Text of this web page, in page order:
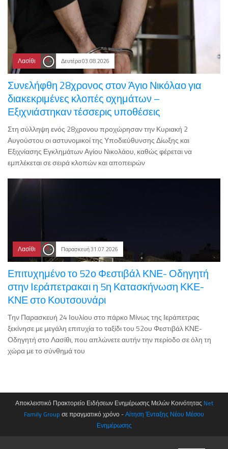
Λασίθι Δευτέρα 03.08.2026
Συνελήφθη 28χρονος στον Άγιο Νικόλαο για
διακεκριμένες κλοπές οχημάτων –
Εξιχνιάστηκαν τέσσερις υποθέσεις
Στη σύλληψη ενός 28χρονου προχώρησαν την Κυριακή 2
Αυγούστου οι αστυνομικοί της Υποδιεύθυνσης Δίωξης και
Εξιχνίασης Εγκλημάτων Αγίου Νικολάου, καθώς φέρεται να
εμπλέκεται σε σειρά κλοπών και αποπειρών
Λασίθι Παρασκευή 31.07.2026
Επιτυχημένο το 52ο Φεστιβάλ ΚΝΕ- Οδηγητή
στην Ιεράπετρακαι η 5η Κατασκήνωση ΚΚΕ-
ΚΝΕ στο Κουτσουνάρι
Την Παρασκευή 24 Ιουλίου στο πάρκο Μίνως της Ιεράπετρας
ξεκίνησε με μεγάλη επιτυχία το ταξίδι του 52ου Φεστιβάλ ΚΝΕ-
Οδηγητή στο Λασίθι, που απλώνετε αυτήν την περίοδο σε όλη τη
χώρα με το σύνθημά του
Αποκλειστικό Πρακτορείο Ειδήσεων Ενημέρωσης Μελών Κοινότητας Net
Family Group σε πραγματικό χρόνο -Αίτηση Ένταξης Νέου Μέσου
Ενημέρωσης